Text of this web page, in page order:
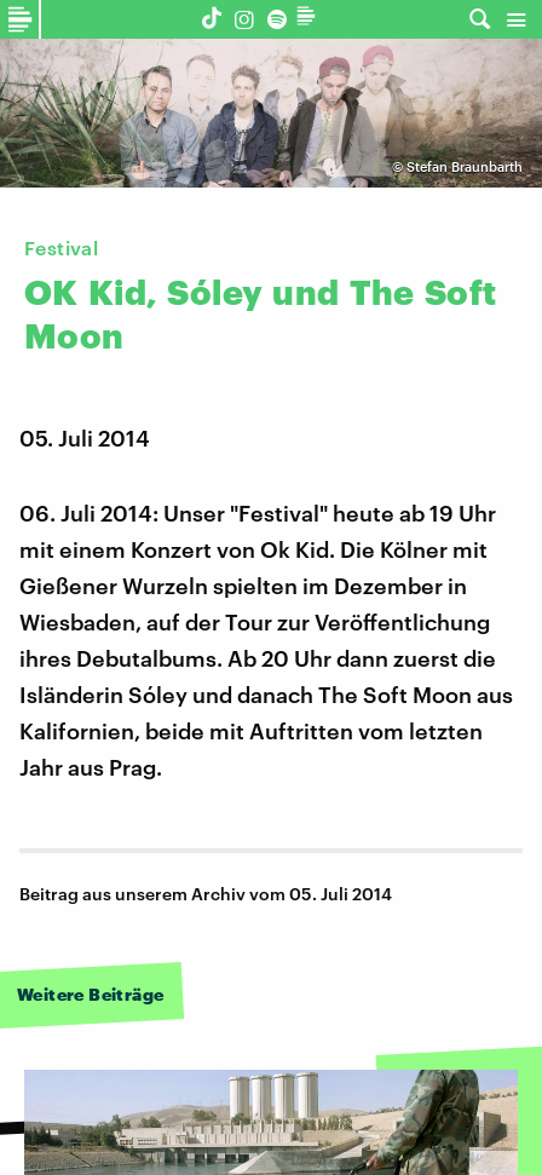
©Stefan Braunbarth
Festival
OK Kid, Sóley und The Soft
Moon
05. Juli 2014
06. Juli 2014: Unser "Festival" heute ab 19 Uhr
mit einem Konzert von Ok Kid. Die Kölner mit
Gießener Wurzeln spielten im Dezember in
Wiesbaden, auf der Tour zur Veröffentlichung
ihres Debutalbums. Ab 20 Uhr dann zuerst die
Isländerin Sóley und danach The Soft Moon aus
Kalifornien, beide mit Auftritten vom letzten
Jahr aus Prag.
Beitrag aus unserem Archiv vom 05. Juli 2014
Weitere Beiträge